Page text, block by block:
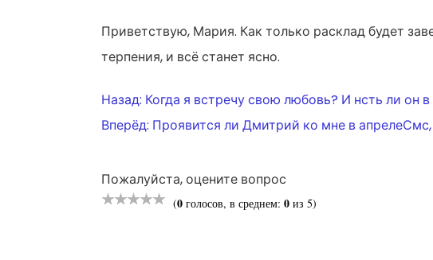
Приветствую, Мария. Как только расклад будет
терпения, и всё станет ясно.
НАВИГАЦИЯ
ПО
ЗАПИСЯМ
Назад: Когда я встречу свою любовь? И нсть ли он
Вперёд: Проявится ли Дмитрий ко мне в
Пожалуйста, оцените вопрос
(0 голосов, в среднем: 0 из 5)